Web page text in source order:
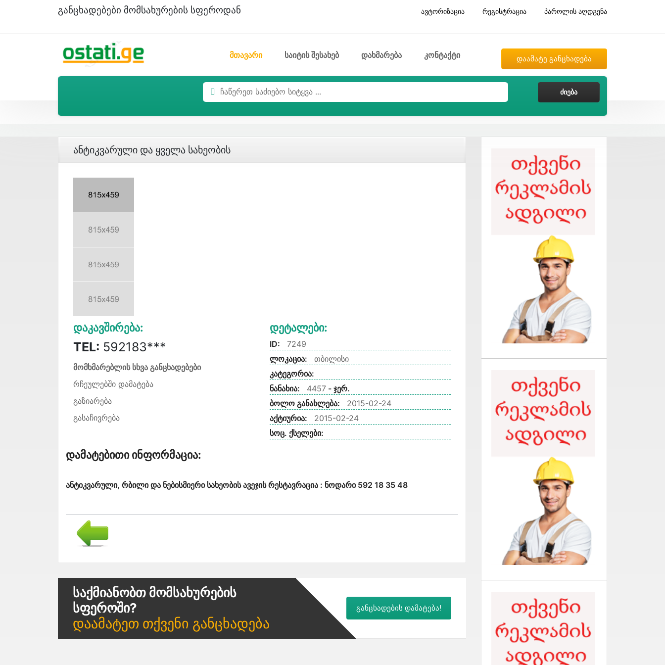
Განცხადებები Მომსახურების Სფეროდან ავტორიზაცია რეგისტრაცია პაროლის აღდგენა
მთავარი საიტის შესახებ დახმარება კონტაქტი დაამატე განცხადება
Ანტიკვარული Და Ყველა Სახეობის
Დაკავშირება:
TEL: 592183***
მომხმარებლის სხვა განცხადებები
რჩეულებში დამატება
გაზიარება
გასაჩივრება
Დეტალები:
ID:
7249
ლოკაცია:
თბილისი
კატეგორია:
ნანახია:
4457- ჯერ.
ბოლო განახლება:
2015-02-24
აქტიურია:
2015-02-24
სოც. ქსელები:
Დამატებითი Ინფორმაცია:
ანტიკვარული, რბილი და ნებისმიერი სახეობის ავეჯის რესტავრაცია : ნოდარი 592 18 35 48
Საქმიანობთ Მომსახურების
Სფეროში?
Დაამატეთ Თქვენი Განცხადება
განცხადების დამატება!